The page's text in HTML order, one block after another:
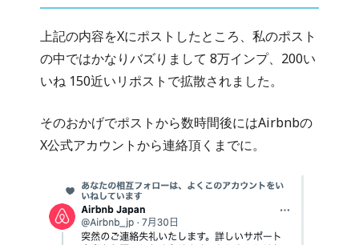
上記の内容をXにポストしたところ、私のポスト
の中ではかなりバズりまして 8万インプ、200い
いね 150近いリポストで拡散されました。
そのおかげでポストから数時間後にはAirbnbの
X公式アカウントから連絡頂くまでに。